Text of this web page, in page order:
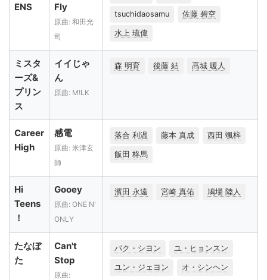
ENS
Fly
原曲: 和田光
司
tsuchidaosamu 佐藤 碧空
水上 琉偉
ミスタ
ーズ&
プリン
ス
イイじゃ
ん
原曲: M!LK
森 明育 後藤 結 髙城 暖人
Career
High
感電
原曲: 米津玄
師
落合 利温 藤本 真成 西田 颯梓
飯田 柊馬
Hi
Teens
！
Gooey
原曲: ONE N'
ONLY
濱田 永遠 宮崎 真佑 鳩場 陸人
たなぼ
た
Can't
Stop
原曲:
パク・シヨン ユ・ヒョンスン
ユン・ジェヨン オ・シンヘン